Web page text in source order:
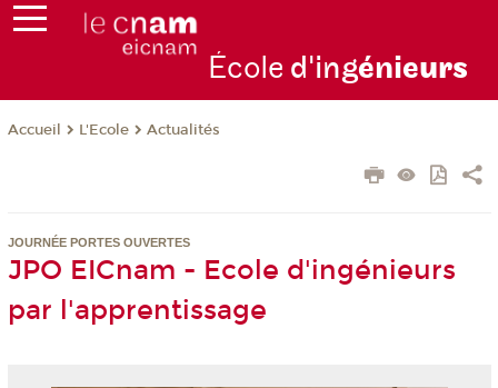
École d'ingénieurs
Accueil L'Ecole Actualités
JOURNÉE PORTES OUVERTES
JPO EICnam - Ecole d'ingénieurs
par l'apprentissage